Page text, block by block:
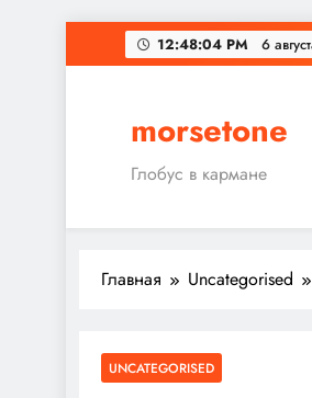
Перейти
к
12:48:05 PM 6
morsetone
Глобус в кармане
Главная Uncategorised
UNCATEGORISED